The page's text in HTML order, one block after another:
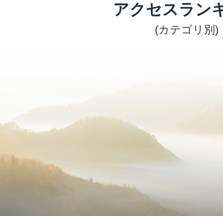
アクセスラン
(カテゴリ別)